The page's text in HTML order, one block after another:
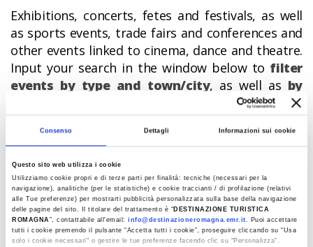
Consenso Dettagli Informazioni sui cookie
Questo sito web utilizza i cookie
Utilizziamo cookie propri e di terze parti per finalità: tecniche (necessari per la
navigazione), analitiche (per le statistiche) e cookie traccianti / di profilazione (relativi
alle Tue preferenze) per mostrarti pubblicità personalizzata sulla base della navigazione
delle pagine del sito. Il titolare del trattamento è “ DESTINAZIONE TURISTICA
ROMAGNA”, contattabile all'email:info@destinazioneromagna.emr.it. Puoi accettare
tutti i cookie premendo il pulsante “Accetta tutti i cookie”, proseguire cliccando su “Usa
solo i cookie necessari" o gestire le tue preferenze facendo clic su “Personalizza”.
Exhibitions, concerts, fetes and festivals, as well
as sports events, trade fairs and conferences and
other events linked to cinema, dance and theatre.
Input your search in the window below to filter
events by type and town/city, as well as by
, if you’re still
undecided on your destination.
EVENTS